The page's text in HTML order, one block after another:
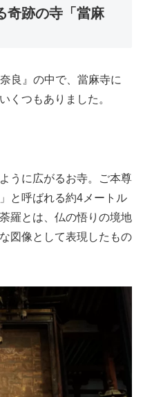
奇跡の寺「當麻
良』の中で、當麻寺に
くつもありました。
うに広がるお寺。ご本尊
と呼ばれる約4メートル
羅とは、仏の悟りの境地
図像として表現したもの